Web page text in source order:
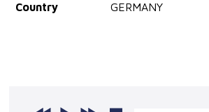
Country
GERMANY